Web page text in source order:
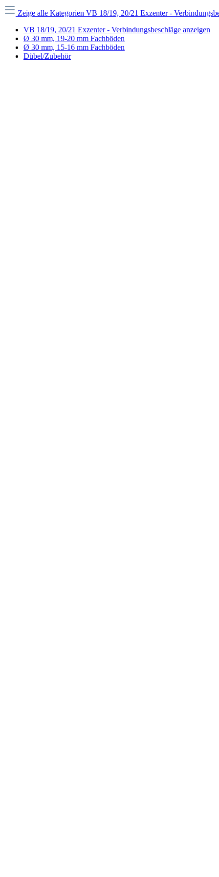
Zeige alle Kategorien VB 18/19, 20/21 Exzenter -
VB 18/19, 20/21 Exzenter - Verbindungsbeschläge anzeigen
Ø 30 mm, 19-20 mm Fachböden
Ø 30 mm, 15-16 mm Fachböden
Dübel/Zubehör